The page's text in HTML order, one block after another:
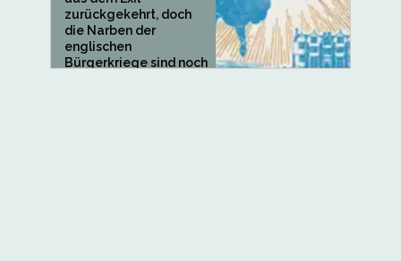
zurückgekehrt, doch
die Narben der
englischen
Bürgerkriege sind noch